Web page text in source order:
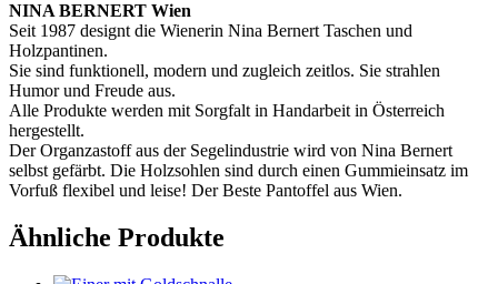
NINA BERNERT Wien
Seit 1987 designt die Wienerin Nina Bernert Taschen und
Holzpantinen.
Sie sind funktionell, modern und zugleich zeitlos. Sie strahlen
Humor und Freude aus.
Alle Produkte werden mit Sorgfalt in Handarbeit in Österreich
hergestellt.
Der Organzastoff aus der Segelindustrie wird von Nina Bernert
selbst gefärbt. Die Holzsohlen sind durch einen Gummieinsatz im
Vorfuß flexibel und leise! Der Beste Pantoffel aus Wien.
Ähnliche Produkte